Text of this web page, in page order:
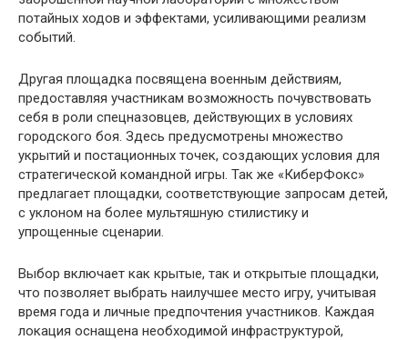
потайных ходов и эффектами, усиливающими реализм
событий.
Другая площадка посвящена военным действиям,
предоставляя участникам возможность почувствовать
себя в роли спецназовцев, действующих в условиях
городского боя. Здесь предусмотрены множество
укрытий и постационных точек, создающих условия для
стратегической командной игры. Так же «КиберФокс»
предлагает площадки, соответствующие запросам детей,
с уклоном на более мультяшную стилистику и
упрощенные сценарии.
Выбор включает как крытые, так и открытые площадки,
что позволяет выбрать наилучшее место игру, учитывая
время года и личные предпочтения участников. Каждая
локация оснащена необходимой инфраструктурой,